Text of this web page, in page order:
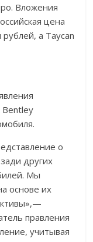
Вложения
цена
а Taycan
Bentley
о
других
Мы
основе их
правления
учитывая